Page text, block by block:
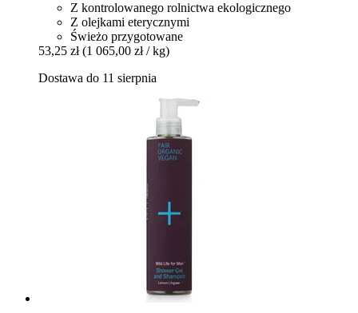
Z kontrolowanego rolnictwa ekologicznego
Z olejkami eterycznymi
Świeżo przygotowane
53,25 zł (1 065,00 zł / kg)
Dostawa do 11 sierpnia